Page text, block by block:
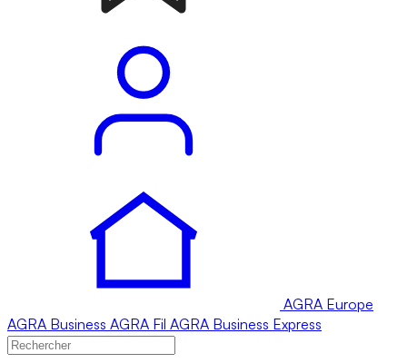
AGRA Europe
AGRA Business AGRA Fil AGRA Business Express